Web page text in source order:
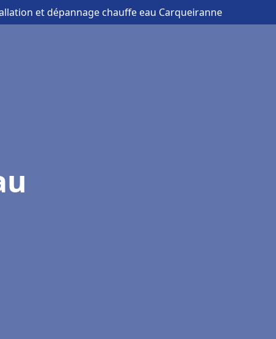
et dépannage chauffe eau Carqueiranne